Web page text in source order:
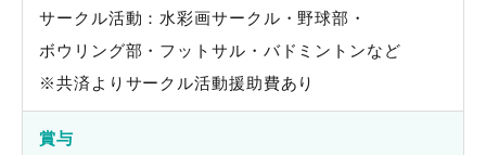
サークル活動：水彩画サークル・野球部・
ボウリング部・フットサル・バドミントンなど
※共済よりサークル活動援助費あり
賞与